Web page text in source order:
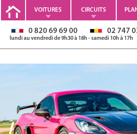
VOITURES CIRCUITS
0 820 69 69 00 02 747
lundi au vendredi de 9h30 à 18h - samedi 10h à 17h